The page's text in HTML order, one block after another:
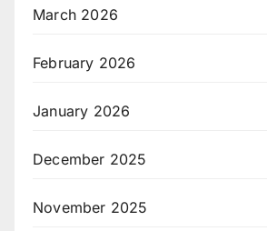
March 2026
February 2026
January 2026
December 2025
November 2025